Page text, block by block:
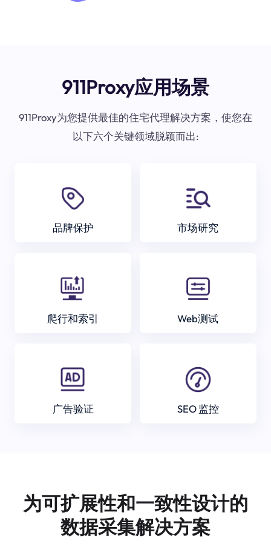
911Proxy应用场景
911Proxy为您提供最佳的住宅代理解决方案，使您在
以下六个关键领域脱颖而出:
品牌保护 市场研究
爬行和索引 Web测试
广告验证 SEO 监控
为可扩展性和一致性设计的
数据采集解决方案